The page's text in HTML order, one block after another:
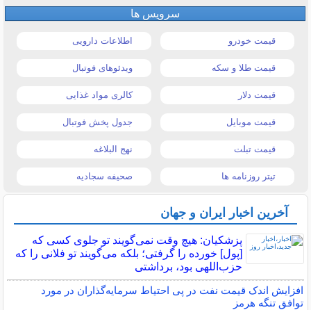
سرویس ها
قیمت خودرو اطلاعات دارویی
قیمت طلا و سکه ویدئوهای فوتبال
قیمت دلار کالری مواد غذایی
قیمت موبایل جدول پخش فوتبال
قیمت تبلت نهج البلاغه
تیتر روزنامه ها صحیفه سجادیه
آخرین اخبار ایران و جهان
پزشکیان: هیچ وقت نمی‌گویند تو جلوی کسی که
[پول] خورده را گرفتی؛ بلکه می‌گویند تو فلانی را که
حزب‌اللهی بود، برداشتی
افزایش اندک قیمت نفت در پی احتیاط سرمایه‌گذاران در مورد
توافق تنگه هرمز